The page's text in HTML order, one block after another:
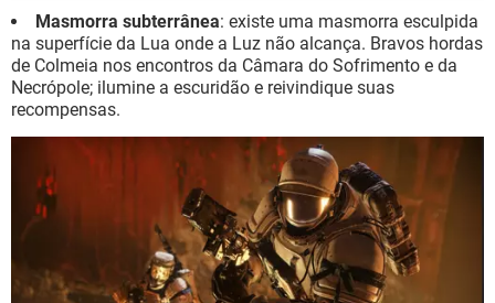
Masmorra subterrânea: existe uma masmorra esculpida
na superfície da Lua onde a Luz não alcança. Bravos hordas
de Colmeia nos encontros da Câmara do Sofrimento e da
Necrópole; ilumine a escuridão e reivindique suas
recompensas.